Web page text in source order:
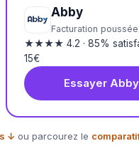
Abby
Facturation
★★★★ 4.2 · 85%
15€
Essayer
↓ ou parcourez le